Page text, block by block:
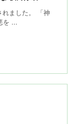
れました。 「神
を ...